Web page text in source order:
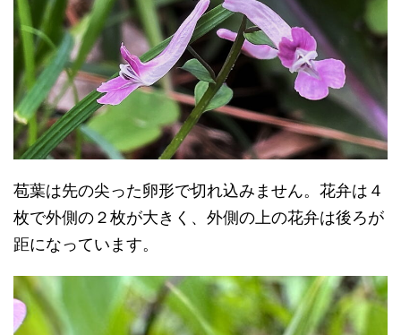
苞葉は先の尖った卵形で切れ込みません。花弁は４
枚で外側の２枚が大きく、外側の上の花弁は後ろが
距になっています。